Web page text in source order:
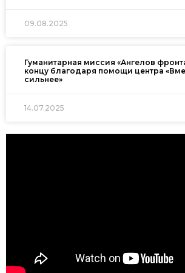
09.08.2025
Гуманитарная миссия «Ангелов
концу благодаря помощи центра
сильнее»
14.07.2025